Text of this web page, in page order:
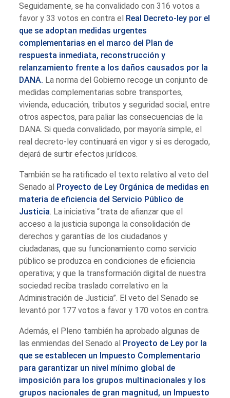
Seguidamente, se ha convalidado con 316 votos a
favor y 33 votos en contra el Real Decreto-ley por el
que se adoptan medidas urgentes
complementarias en el marco del Plan de
respuesta inmediata, reconstrucción y
relanzamiento frente a los daños causados por la
DANA. La norma del Gobierno recoge un conjunto de
medidas complementarias sobre transportes,
vivienda, educación, tributos y seguridad social, entre
otros aspectos, para paliar las consecuencias de la
DANA. Si queda convalidado, por mayoría simple, el
real decreto-ley continuará en vigor y si es derogado,
dejará de surtir efectos jurídicos.
También se ha ratificado el texto relativo al veto del
Senado al Proyecto de Ley Orgánica de medidas en
materia de eficiencia del Servicio Público de
Justicia . La iniciativa “trata de afianzar que el
acceso a la justicia suponga la consolidación de
derechos y garantías de los ciudadanos y
ciudadanas, que su funcionamiento como servicio
público se produzca en condiciones de eficiencia
operativa; y que la transformación digital de nuestra
sociedad reciba traslado correlativo en la
Administración de Justicia”. El veto del Senado se
levantó por 177 votos a favor y 170 votos en contra.
Además, el Pleno también ha aprobado algunas de
las enmiendas del Senado al Proyecto de Ley por la
que se establecen un Impuesto Complementario
para garantizar un nivel mínimo global de
imposición para los grupos multinacionales y los
grupos nacionales de gran magnitud, un Impuesto